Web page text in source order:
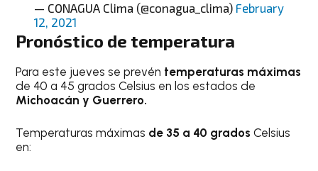
— CONAGUA Clima (@conagua_clima) February
12, 2021
Pronóstico de temperatura
Para este jueves se prevén temperaturas máximas
de 40 a 45 grados Celsius en los estados de
Michoacán y Guerrero.
Temperaturas máximas de 35 a 40 gradosCelsius
en: